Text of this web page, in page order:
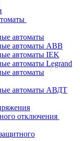
автоматы
автоматы ABB
автоматы IEK
автоматы Legrand
автоматы
автоматы АВДТ
отключения